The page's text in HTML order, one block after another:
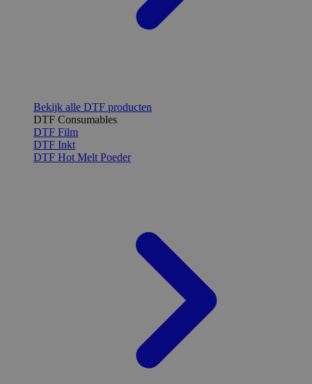
Bekijk alle DTF producten
DTF Consumables
DTF Film
DTF Inkt
DTF Hot Melt Poeder